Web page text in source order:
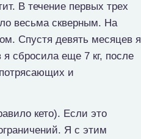
В течение первых трех
весьма скверным. На
Спустя девять месяцев я
сбросила еще 7 кг, после
и
кето). Если это
Я с этим